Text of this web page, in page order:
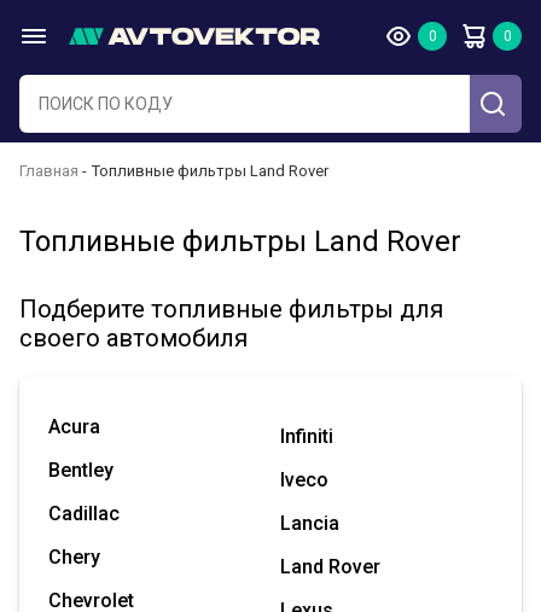
Главная Топливные фильтры Land Rover
Топливные фильтры Land Rover
Подберите топливные фильтры для
своего автомобиля
Acura
Bentley
Cadillac
Chery
Chevrolet
Infiniti
Iveco
Lancia
Land Rover